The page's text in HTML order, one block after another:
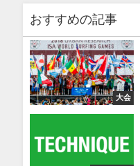
おすすめの記事
大会